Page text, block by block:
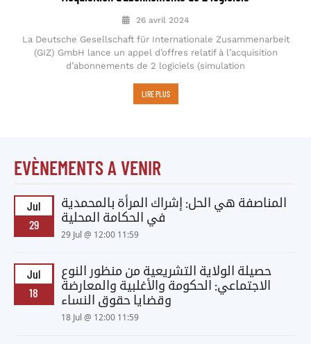
26 avril 2024
La Deutsche Gesellschaft für Internationale Zusammenarbeit
(GIZ) GmbH lance un appel d’offres relatif à l’acquisition
d’abonnements de 2 logiciels (simulation
LIRE PLUS
EVÈNEMENTS A VENIR
Jul
29
المناصفة هي الحل: إشراك المرأة بالمحمدية
في الحكامة المحلية
29 Jul @ 12:00 11:59
Jul
18
حصيلة الولاية التشريعية من منظور النوع
الاجتماعي: الحكومة والأغلبية والمعارضة
وقضايا حقوق النساء
18 Jul @ 12:00 11:59